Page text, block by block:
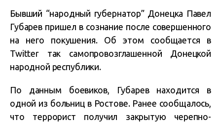
Бывший “народный губернатор” Донецка Павел
Губарев пришел в сознание после совершенного
на него покушения. Об этом сообщается в
Twitter так самопровозглашенной Донецкой
народной республики.
По данным боевиков, Губарев находится в
одной из больниц в Ростове. Ранее сообщалось,
что террорист получил закрытую черепно-